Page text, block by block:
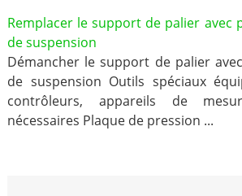
Remplacer le support de palier avec
de suspension
Démancher le support de palier
de suspension Outils spéciaux
contrôleurs, appareils de
nécessaires Plaque de pression ...